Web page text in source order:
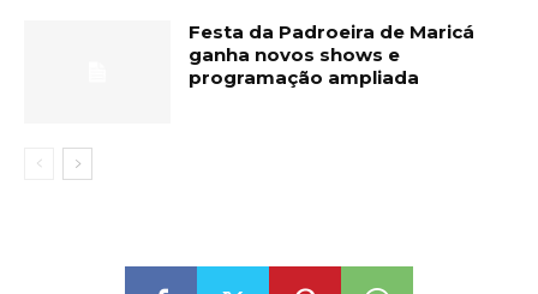
Festa da Padroeira de Maricá
ganha novos shows e
programação ampliada